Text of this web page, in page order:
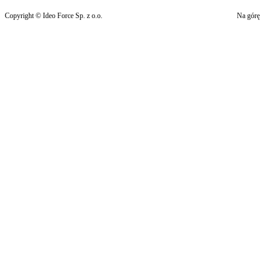
Copyright © Ideo Force Sp. z o.o. Na górę